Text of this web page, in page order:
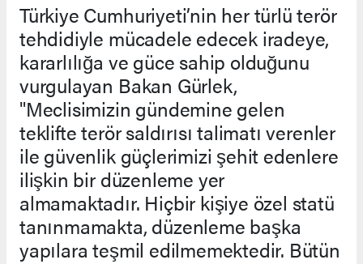
Türkiye Cumhuriyeti’nin her türlü terör
tehdidiyle mücadele edecek iradeye,
kararlılığa ve güce sahip olduğunu
vurgulayan Bakan Gürlek,
"Meclisimizin gündemine gelen
teklifte terör saldırısı talimatı verenler
ile güvenlik güçlerimizi şehit edenlere
ilişkin bir düzenleme yer
almamaktadır. Hiçbir kişiye özel statü
tanınmamakta, düzenleme başka
yapılara teşmil edilmemektedir. Bütün